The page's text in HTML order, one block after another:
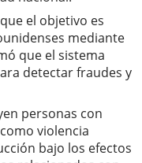
el objetivo es
mediante
que el sistema
detectar fraudes y
personas con
violencia
bajo los efectos